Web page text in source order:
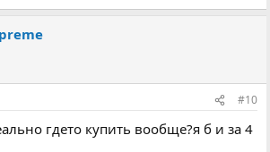
#10
гдето купить вообще?я б и за 4